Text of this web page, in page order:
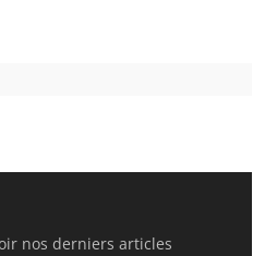
nos derniers articles